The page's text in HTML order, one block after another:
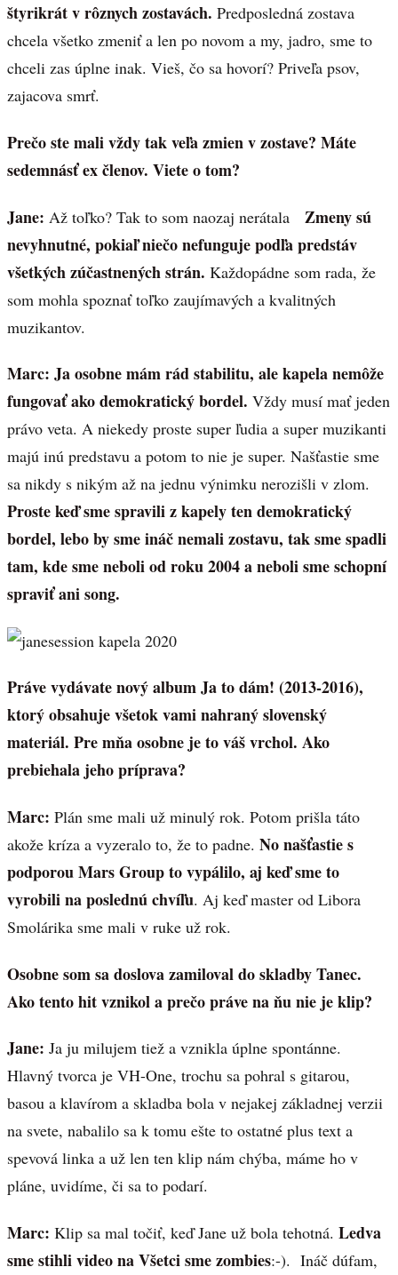
štyrikrát v rôznych zostavách. Predposledná zostava
chcela všetko zmeniť a len po novom a my, jadro, sme to
chceli zas úplne inak. Vieš, čo sa hovorí? Priveľa psov,
zajacova smrť.
Prečo ste mali vždy tak veľa zmien v zostave? Máte
sedemnásť ex členov. Viete o tom?
Jane: Až toľko? Tak to som naozaj nerátala Zmeny sú
nevyhnutné, pokiaľ niečo nefunguje podľa predstáv
všetkých zúčastnených strán. Každopádne som rada, že
som mohla spoznať toľko zaujímavých a kvalitných
muzikantov.
Marc: Ja osobne mám rád stabilitu, ale kapela nemôže
fungovať ako demokratický bordel. Vždy musí mať jeden
právo veta. A niekedy proste super ľudia a super muzikanti
majú inú predstavu a potom to nie je super. Našťastie sme
sa nikdy s nikým až na jednu výnimku nerozišli v zlom.
Proste keď sme spravili z kapely ten demokratický
bordel, lebo by sme ináč nemali zostavu, tak sme spadli
tam, kde sme neboli od roku 2004 a neboli sme schopní
spraviť ani song.
Práve vydávate nový album Ja to dám! (2013-2016),
ktorý obsahuje všetok vami nahraný slovenský
materiál. Pre mňa osobne je to váš vrchol. Ako
prebiehala jeho príprava?
Marc: Plán sme mali už minulý rok. Potom prišla táto
akože kríza a vyzeralo to, že to padne. No našťastie s
podporou Mars Group to vypálilo, aj keď sme to
vyrobili na poslednú chvíľu. Aj keď master od Libora
Smolárika sme mali v ruke už rok.
Osobne som sa doslova zamiloval do skladby Tanec.
Ako tento hit vznikol a prečo práve na ňu nie je klip?
Jane: Ja ju milujem tiež a vznikla úplne spontánne.
Hlavný tvorca je VH-One, trochu sa pohral s gitarou,
basou a klavírom a skladba bola v nejakej základnej verzii
na svete, nabalilo sa k tomu ešte to ostatné plus text a
spevová linka a už len ten klip nám chýba, máme ho v
pláne, uvidíme, či sa to podarí.
Marc: Klip sa mal točiť, keď Jane už bola tehotná. Ledva
sme stihli video na Všetci sme zombies:-). Ináč dúfam,